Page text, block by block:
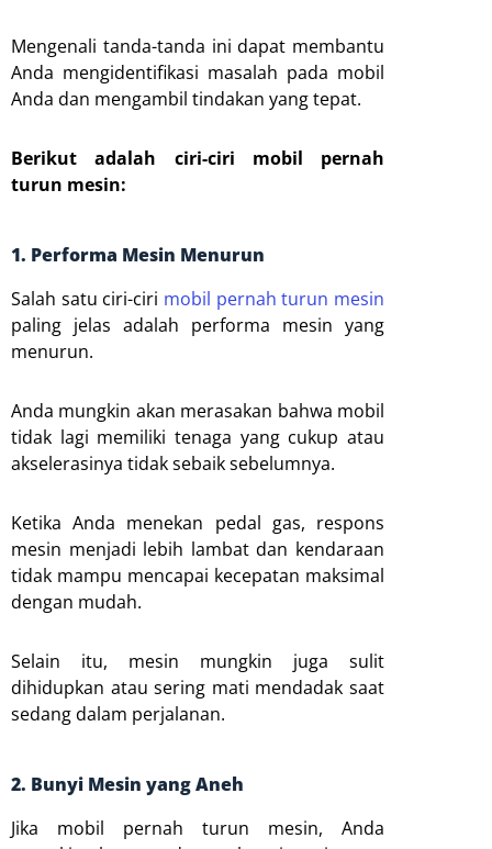
Mengenali tanda-tanda ini dapat membantu
Anda mengidentifikasi masalah pada mobil
Anda dan mengambil tindakan yang tepat.
Berikut adalah ciri-ciri mobil pernah
turun mesin:
1. Performa Mesin Menurun
Salah satu ciri-ciri mobil pernah turun mesin
paling jelas adalah performa mesin yang
menurun.
Anda mungkin akan merasakan bahwa mobil
tidak lagi memiliki tenaga yang cukup atau
akselerasinya tidak sebaik sebelumnya.
Ketika Anda menekan pedal gas, respons
mesin menjadi lebih lambat dan kendaraan
tidak mampu mencapai kecepatan maksimal
dengan mudah.
Selain itu, mesin mungkin juga sulit
dihidupkan atau sering mati mendadak saat
sedang dalam perjalanan.
2. Bunyi Mesin yang Aneh
Jika mobil pernah turun mesin, Anda